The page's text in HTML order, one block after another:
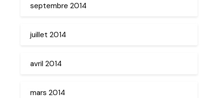
septembre 2014
juillet 2014
avril 2014
mars 2014